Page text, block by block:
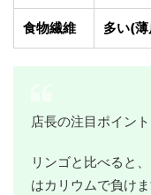
食物繊維 多い(
店長の注目ポイント
リンゴと比べると
はカリウムで負け